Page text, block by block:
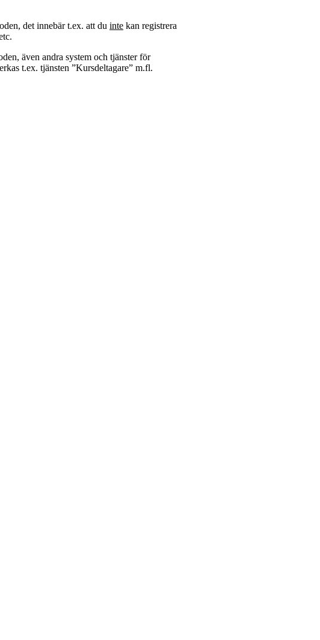
det innebär t.ex. att du inte kan registrera
även andra system och tjänster för
t.ex. tjänsten ”Kursdeltagare” m.fl.